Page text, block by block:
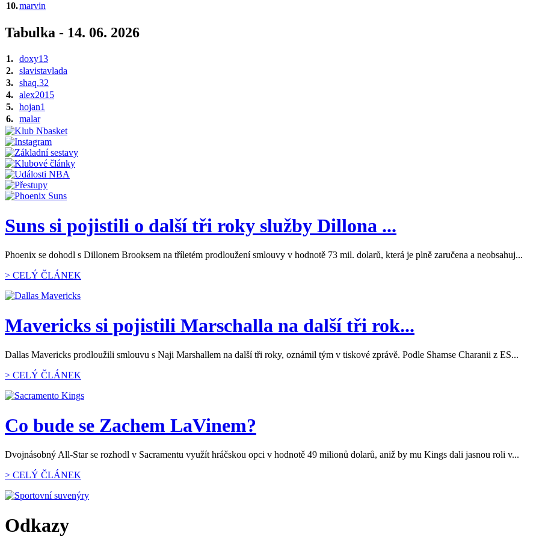
10.marvin
Tabulka - 14. 06. 2026
1. doxy13
2. slavistavlada
3. shaq.32
4. alex2015
5. hojan1
6. malar
Suns si pojistili o další tři roky služby Dillona ...
Phoenix se dohodl s Dillonem Brooksem na tříletém prodloužení smlouvy v hodnotě 73 mil. dolarů, která je plně zaručena a neobsahuj...
> CELÝ ČLÁNEK
Mavericks si pojistili Marschalla na další tři rok...
Dallas Mavericks prodloužili smlouvu s Naji Marshallem na další tři roky, oznámil tým v tiskové zprávě. Podle Shamse Charanii z ES...
> CELÝ ČLÁNEK
Co bude se Zachem LaVinem?
Dvojnásobný All-Star se rozhodl v Sacramentu využít hráčskou opci v hodnotě 49 milionů dolarů, aniž by mu Kings dali jasnou roli v...
> CELÝ ČLÁNEK
Odkazy